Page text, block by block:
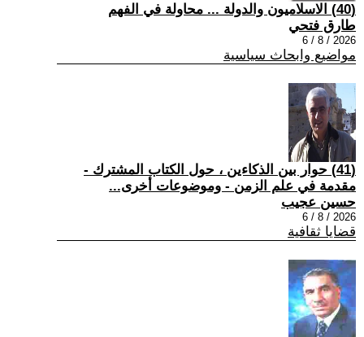
(40) الاسلاميون والدولة ... محاولة في الفهم
طارق فتحي
2026 / 8 / 6
مواضيع وابحاث سياسية
(41) حوار بين الذكاءين ، حول الكتاب المشترك -
مقدمة في علم الزمن - وموضوعات أخرى...
حسين عجيب
2026 / 8 / 6
قضايا ثقافية